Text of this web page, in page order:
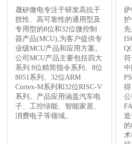
晟矽微电专注于研发高抗干
扰性、高可靠性的通用型及
专用型的8位和32位微控制
器产品(MCU),为客户提供专
业级MCU产品和应用方案。
公司MCU产品主要包括四大
系列:8位精简指令系列、8位
8051系列、32位ARM
Cortex-M系列和32位RISC-V
系列。产品应用涵盖汽车电
子、工控绿能、智能家居、
消费电子等领域。
护
符
得